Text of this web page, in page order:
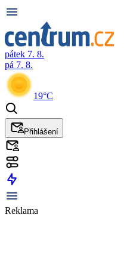
pátek 7. 8.
pá 7. 8.
19°C
Přihlášení
Reklama